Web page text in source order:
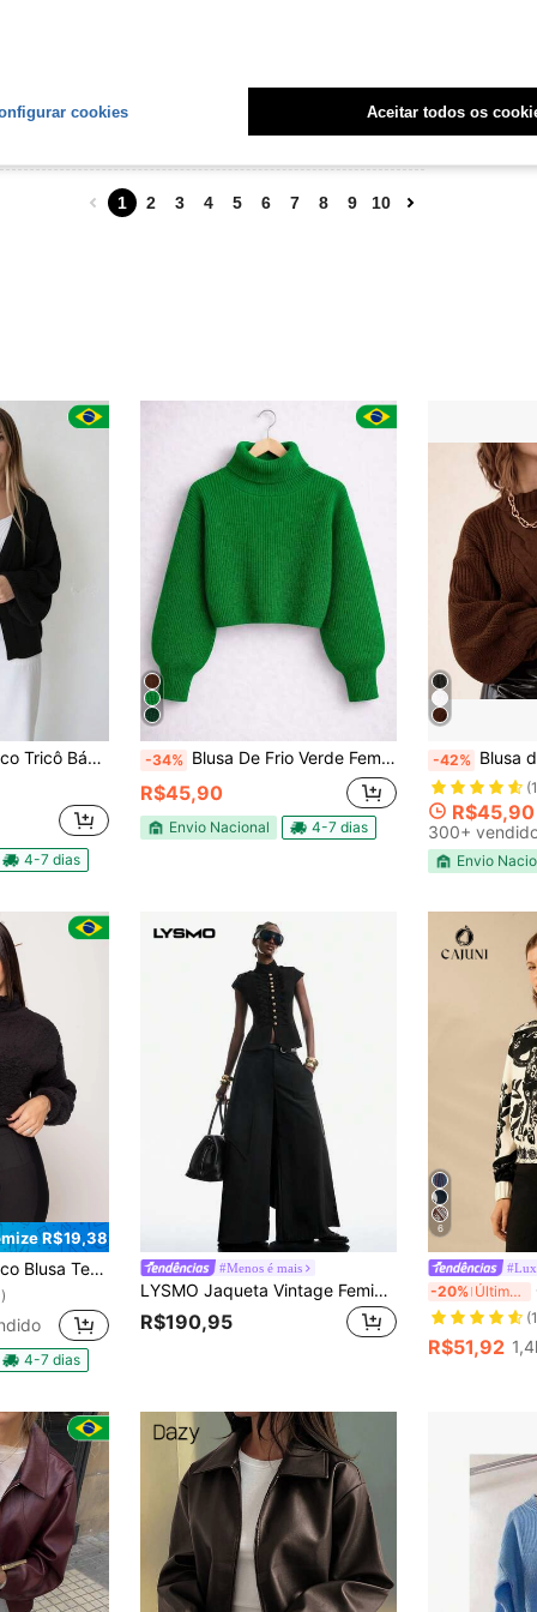
Útil (2)
1 2 3 4 5 6 7 8 9 10
Básico Manga Bufante
4-7 dias
-34% Blusa De Frio Verde Feminina Tricô Grosso Cropped Gola Alta Tricot Suéter Ombro Caído Inverno Cacharrel
R$45,90
Envio Nacional 4-7 dias
-42% Blusa de frio feminina estilo
R$45,90
300+
Envio
R$19,38
Ted Teddy Pelúcia
4-7 dias
#Menos é mais
LYSMO Jaqueta Vintage Feminina com Gola Alta e Cintura Marcada
R$190,95
6
-20% Últimos 2 dias
R$51,92
cookies Aceitar todos os